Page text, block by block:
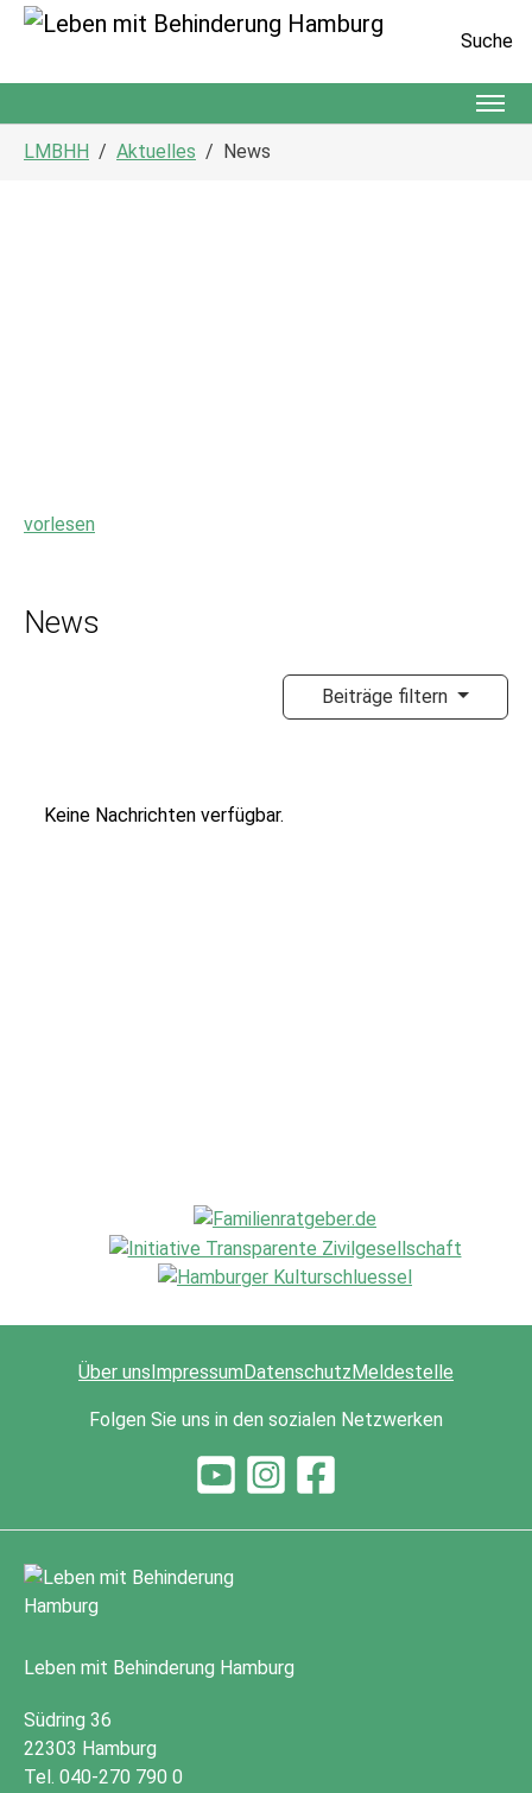
Suche
LMBHH Aktuelles News
vorlesen
News
Beiträge filtern
Keine Nachrichten verfügbar.
Über uns Impressum Datenschutz Meldestelle
Folgen Sie uns in den sozialen Netzwerken
Leben mit Behinderung Hamburg
Südring 36
22303 Hamburg
Tel. 040-270 790 0